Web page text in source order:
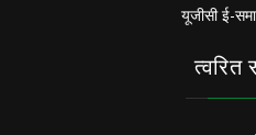
यूजीसी ई-
त्वरित